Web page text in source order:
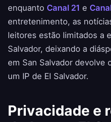
enquanto Canal 21 e
entretenimento, as
leitores estão limitados a
Salvador, deixando a
em San Salvador devolve
um IP de El Salvador.
Privacidade e